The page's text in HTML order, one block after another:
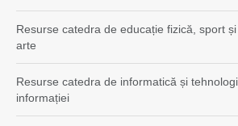
Resurse catedra de educație fizică, sport și
arte
Resurse catedra de informatică și
informației